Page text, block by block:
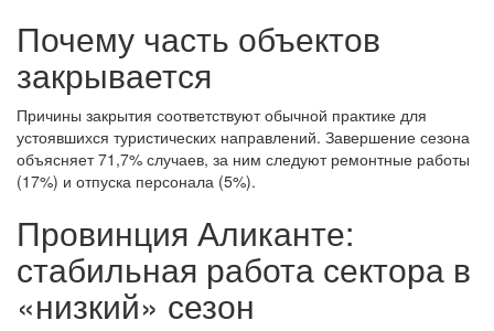
Почему часть объектов
закрывается
Причины закрытия соответствуют обычной практике для
устоявшихся туристических направлений. Завершение сезона
объясняет 71,7% случаев, за ним следуют ремонтные работы
(17%) и отпуска персонала (5%).
Провинция Аликанте:
стабильная работа сектора в
«низкий» сезон